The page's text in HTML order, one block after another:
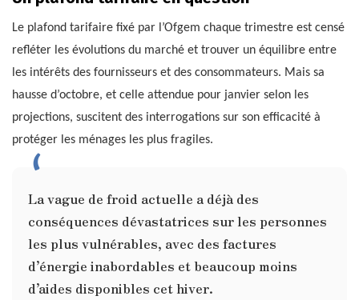
Le plafond tarifaire fixé par l’Ofgem chaque trimestre est censé
refléter les évolutions du marché et trouver un équilibre entre
les intérêts des fournisseurs et des consommateurs. Mais sa
hausse d’octobre, et celle attendue pour janvier selon les
projections, suscitent des interrogations sur son efficacité à
protéger les ménages les plus fragiles.
La vague de froid actuelle a déjà des
conséquences dévastatrices sur les personnes
les plus vulnérables, avec des factures
d’énergie inabordables et beaucoup moins
d’aides disponibles cet hiver.